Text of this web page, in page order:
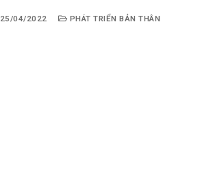
25/04/2022 PHÁT TRIỂN BẢN THÂN